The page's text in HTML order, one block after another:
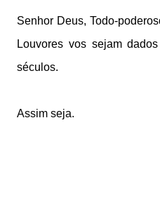
Senhor Deus, Todo-
Louvores vos sejam
séculos.
Assim seja.